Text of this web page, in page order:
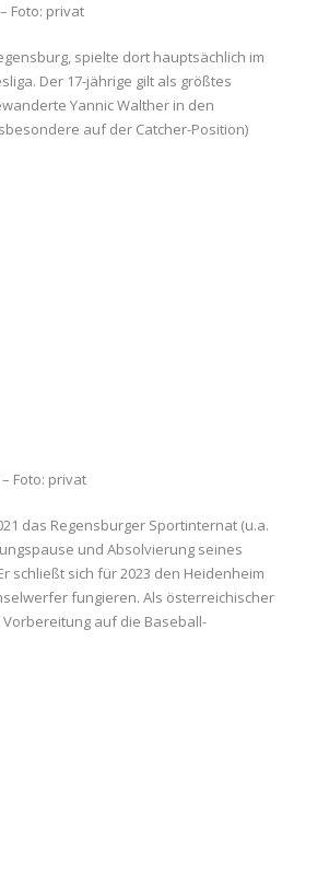
Foto: privat
spielte dort hauptsächlich im
Der 17-jährige gilt als größtes
Yannic Walther in den
auf der Catcher-Position)
Foto: privat
das Regensburger Sportinternat (u.a.
und Absolvierung seines
schließt sich für 2023 den Heidenheim
fungieren. Als österreichischer
auf die Baseball-